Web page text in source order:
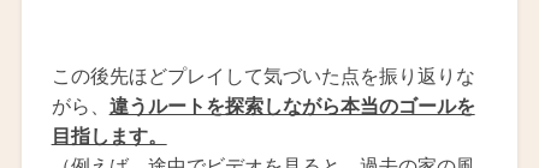
この後先ほどプレイして気づいた点を振り返りな
がら、 違うルートを探索しながら本当のゴールを
目指します。